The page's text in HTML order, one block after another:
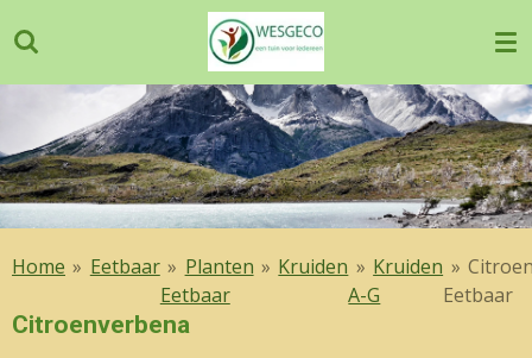
direct
naar
hoofdinhoud
Home » Eetbaar » Planten
Eetbaar
» Kruiden » Kruiden
A-G
»
Eetbaar
Citroenverbena